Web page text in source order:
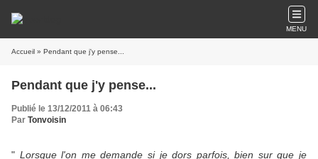
MENU
Accueil » Pendant que j'y pense...
Pendant que j'y pense...
Publié le 13/12/2011 à 06:43
Par Tonvoisin
" Lorsque l'on me demande si je dors parfois, bien sur que je